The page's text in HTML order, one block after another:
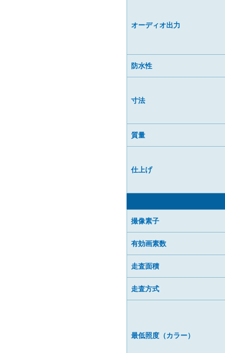
オーディオ出力
防水性
寸法
質量
仕上げ
撮像素子
有効画素数
走査面積
走査方式
最低照度（カラー）